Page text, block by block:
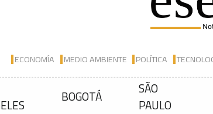
ECONOMÍA MEDIO AMBIENTE POLÍTICA
BOGOTÁ
SÃO
PAULO